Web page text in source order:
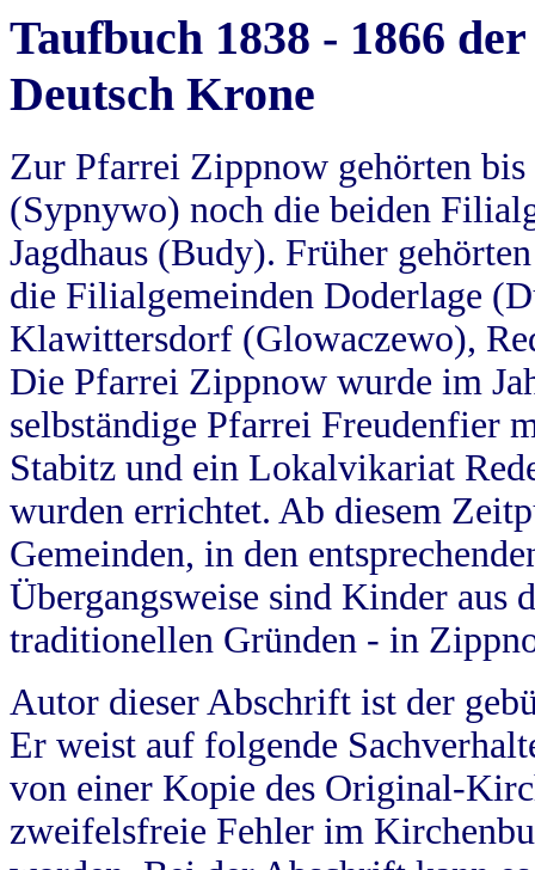
Taufbuch 1838 - 1866
Deutsch Krone
Zur Pfarrei Zippnow gehörten
(Sypnywo) noch die beiden
Jagdhaus (Budy). Früher
die Filialgemeinden Doderlage
Klawittersdorf (Glowaczewo),
Die Pfarrei Zippnow wurde im
selbständige Pfarrei Freudenfier
Stabitz und ein Lokalvikariat
wurden errichtet. Ab diesem
Gemeinden, in den
Übergangsweise sind Kinder aus
traditionellen Gründen - in
Autor dieser Abschrift ist der
Er weist auf folgende
von einer Kopie des Original-
zweifelsfreie Fehler im